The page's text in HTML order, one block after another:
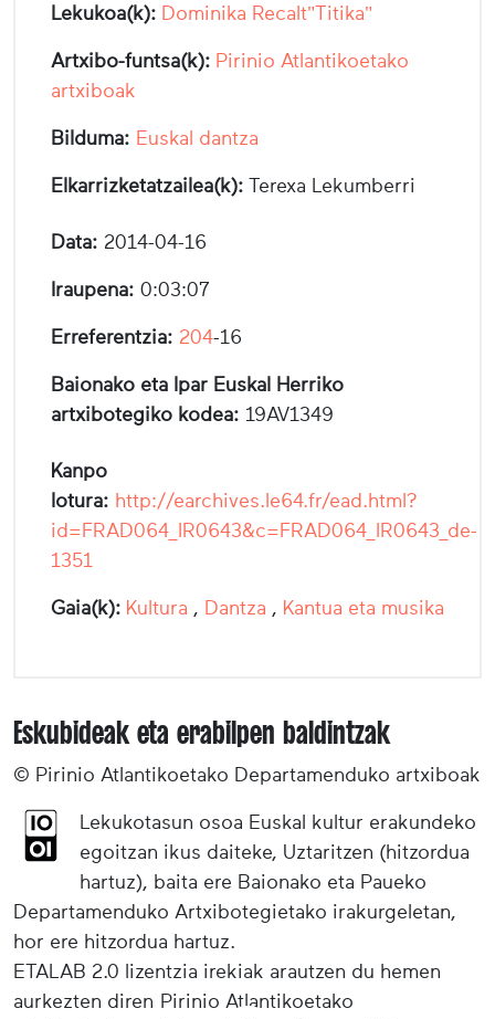
Lekukoa(k): Dominika Recalt"Titika"
Artxibo-funtsa(k): Pirinio Atlantikoetako
artxiboak
Bilduma: Euskal dantza
Elkarrizketatzailea(k): Terexa Lekumberri
Data: 2014-04-16
Iraupena: 0:03:07
Erreferentzia: 204-16
Baionako eta Ipar Euskal Herriko
artxibotegiko kodea: 19AV1349
Kanpo
lotura: http://earchives.le64.fr/ead.html?
id=FRAD064_IR0643&c=FRAD064_IR0643_de-
1351
Gaia(k): Kultura , Dantza , Kantua eta musika
Eskubideak eta erabilpen baldintzak
© Pirinio Atlantikoetako Departamenduko artxiboak
Lekukotasun osoa Euskal kultur erakundeko
egoitzan ikus daiteke, Uztaritzen (hitzordua
hartuz), baita ere Baionako eta Paueko
Departamenduko Artxibotegietako irakurgeletan,
hor ere hitzordua hartuz.
ETALAB 2.0 lizentzia irekiak arautzen du hemen
aurkezten diren Pirinio Atlantikoetako